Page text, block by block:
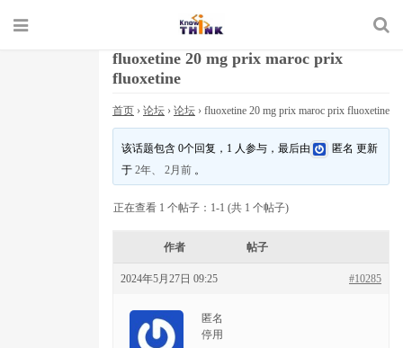
fluoxetine 20 mg prix maroc prix
fluoxetine
首页 › 论坛 › 论坛 › fluoxetine 20 mg prix maroc prix fluoxetine
该话题包含 0个回复，1 人参与，最后由 匿名 更新
于2年、 2月前 。
正在查看 1 个帖子：1-1 (共 1 个帖子)
作者 帖子
2024年5月27日 09:25 #10285
匿名
停用